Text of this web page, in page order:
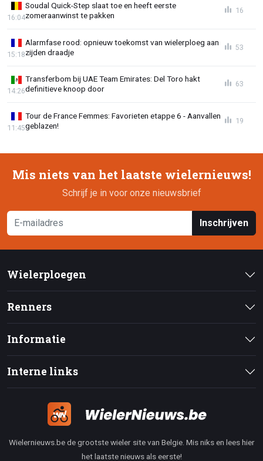
Soudal Quick-Step slaat toe en heeft eerste
zomeraanwinst te pakken
16:04
16
Alarmfase rood: opnieuw toekomst van wielerploeg aan
zijden draadje
15:18
53
Transferbom bij UAE Team Emirates: Del Toro hakt
definitieve knoop door
14:26
63
Tour de France Femmes: Favorieten etappe 6 - Aanvallen
geblazen!
11:45
19
Mis niets van het laatste wielernieuws!
Schrijf je in voor onze nieuwsbrief
Inschrijven
Wielerploegen
Renners
Informatie
Interne links
Wielernieuws.be de grootste wieler site van Belgie. Mis niks en lees hier
het laatste nieuws als eerste!